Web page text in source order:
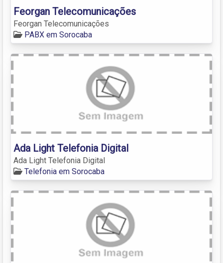
Feorgan Telecomunicações
Feorgan Telecomunicações
PABX em Sorocaba
Ada Light Telefonia Digital
Ada Light Telefonia Digital
Telefonia em Sorocaba